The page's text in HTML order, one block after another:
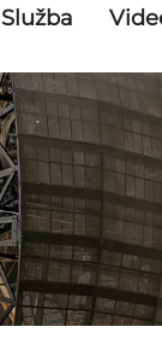
Služba